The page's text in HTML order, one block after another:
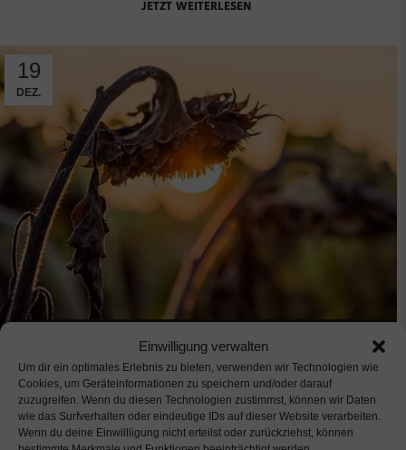
Einwilligung verwalten
Um dir ein optimales Erlebnis zu bieten, verwenden wir Technologien wie
Cookies, um Geräteinformationen zu speichern und/oder darauf
zuzugreifen. Wenn du diesen Technologien zustimmst, können wir Daten
wie das Surfverhalten oder eindeutige IDs auf dieser Website verarbeiten.
Wenn du deine Einwillligung nicht erteilst oder zurückziehst, können
JETZT WEITERLESEN
19
DEZ.
IMMUNSYSTEM,LONGEVITY
Oxidativer Stress und freie Radikale: Die
Bedeutung für unsere Gesundheit